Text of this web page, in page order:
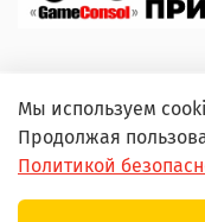
© 2000–2026
контента без
Мы используем
Продолжая
Политикой